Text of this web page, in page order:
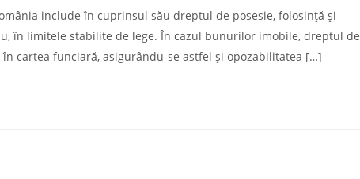
include în cuprinsul său dreptul de posesie, folosință și
în limitele stabilite de lege. În cazul bunurilor imobile, dreptul de
cartea funciară, asigurându-se astfel și opozabilitatea […]